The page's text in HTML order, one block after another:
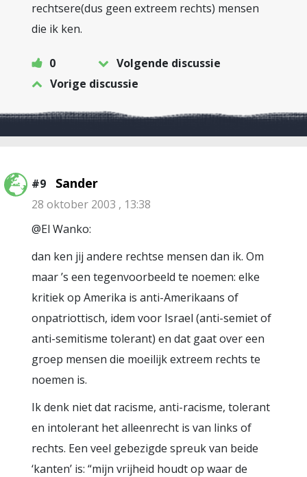
rechtsere(dus geen extreem rechts) mensen
die ik ken.
0
Volgende discussie
Vorige discussie
#9 Sander
28 oktober 2003 , 13:38
@El Wanko:
dan ken jij andere rechtse mensen dan ik. Om
maar ’s een tegenvoorbeeld te noemen: elke
kritiek op Amerika is anti-Amerikaans of
onpatriottisch, idem voor Israel (anti-semiet of
anti-semitisme tolerant) en dat gaat over een
groep mensen die moeilijk extreem rechts te
noemen is.
Ik denk niet dat racisme, anti-racisme, tolerant
en intolerant het alleenrecht is van links of
rechts. Een veel gebezigde spreuk van beide
‘kanten’ is: “mijn vrijheid houdt op waar de